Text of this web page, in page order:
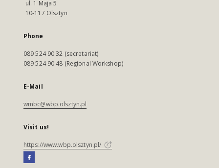
ul. 1 Maja 5
10-117 Olsztyn
Phone
089 524 90 32 (secretariat)
089 524 90 48 (Regional Workshop)
E-Mail
wmbc@wbp.olsztyn.pl
Visit us!
https://www.wbp.olsztyn.pl/